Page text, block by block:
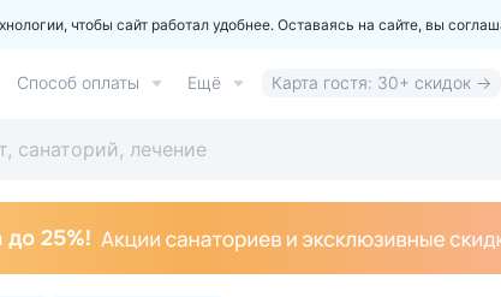
чтобы сайт работал удобнее. Оставаясь на сайте, вы
Способ оплаты Ещё Карта гостя: 30+ скидок →